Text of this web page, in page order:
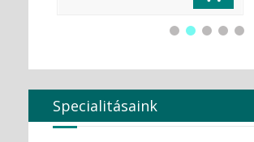
Global Surgical Corporation
Hager & Werken GmbH c Co. KG
Hartmann
Harvard Dental
Heraeus Kulzer GmbH
Hoffmann Dental
Specialitásaink